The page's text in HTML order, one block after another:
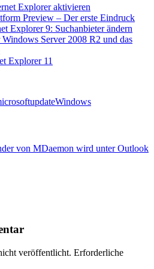
Explorer aktivieren
Preview – Der erste Eindruck
Explorer 9: Suchanbieter ändern
Server 2008 R2 und das
Explorer 11
updateWindows
von MDaemon wird unter Outlook
veröffentlicht. Erforderliche